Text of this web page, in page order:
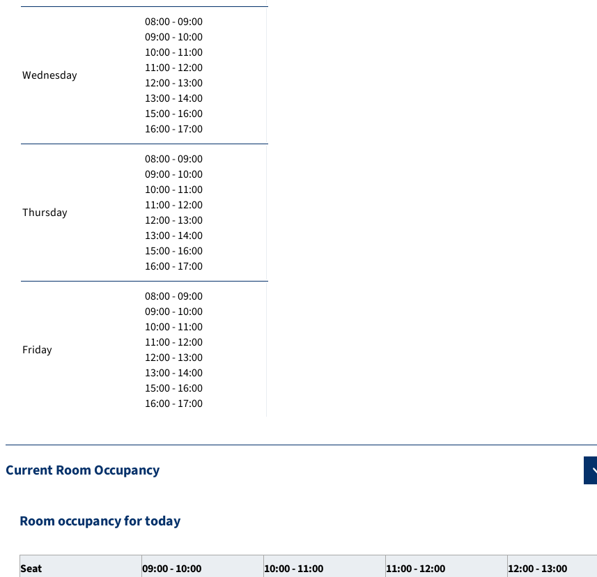
Wednesday
08:00 - 09:00
09:00 - 10:00
10:00 - 11:00
11:00 - 12:00
12:00 - 13:00
13:00 - 14:00
15:00 - 16:00
16:00 - 17:00
Thursday
08:00 - 09:00
09:00 - 10:00
10:00 - 11:00
11:00 - 12:00
12:00 - 13:00
13:00 - 14:00
15:00 - 16:00
16:00 - 17:00
Friday
08:00 - 09:00
09:00 - 10:00
10:00 - 11:00
11:00 - 12:00
12:00 - 13:00
13:00 - 14:00
15:00 - 16:00
16:00 - 17:00
Current Room Occupancy
Room occupancy for today
Seat 09:00 - 10:00 10:00 - 11:00 11:00 - 12:00 12:00 - 13:00